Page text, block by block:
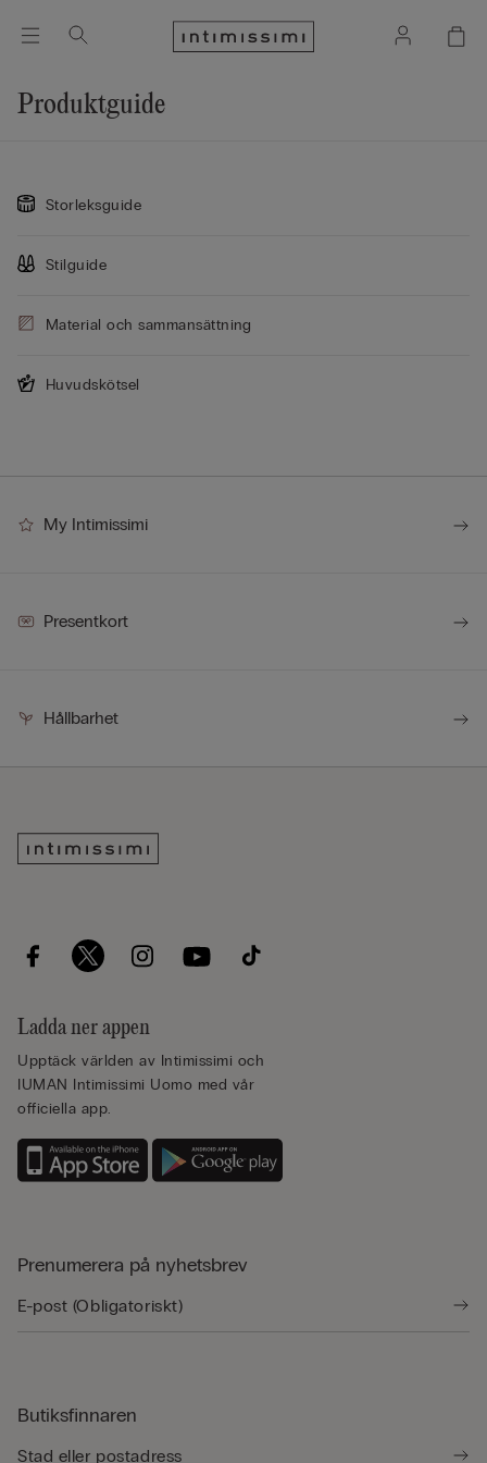
Produktguide
Storleksguide
Stilguide
Material och sammansättning
Huvudskötsel
My Intimissimi
Presentkort
Hållbarhet
Ladda ner appen
Upptäck världen av Intimissimi och
IUMAN Intimissimi Uomo med vår
officiella app.
Prenumerera på nyhetsbrev
Butiksfinnaren